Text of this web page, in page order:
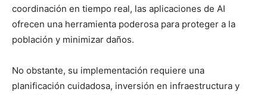
coordinación en tiempo real, las aplicaciones de AI
ofrecen una herramienta poderosa para proteger a la
población y minimizar daños.
No obstante, su implementación requiere una
planificación cuidadosa, inversión en infraestructura y